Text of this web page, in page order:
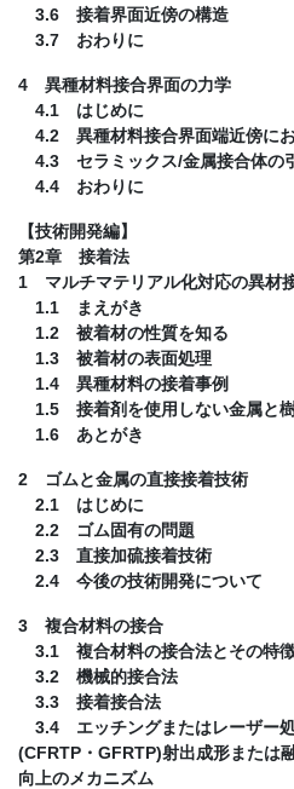
3.6 接着界面近傍の構造
3.7 おわりに
4 異種材料接合界面の力学
4.1 はじめに
4.2 異種材料接合界面端近傍に
4.3 セラミックス/金属接合体の
4.4 おわりに
【技術開発編】
第2章 接着法
1 マルチマテリアル化対応の異材
1.1 まえがき
1.2 被着材の性質を知る
1.3 被着材の表面処理
1.4 異種材料の接着事例
1.5 接着剤を使用しない金属と
1.6 あとがき
2 ゴムと金属の直接接着技術
2.1 はじめに
2.2 ゴム固有の問題
2.3 直接加硫接着技術
2.4 今後の技術開発について
3 複合材料の接合
3.1 複合材料の接合法とその特
3.2 機械的接合法
3.3 接着接合法
3.4 エッチングまたはレーザー
(CFRTP・GFRTP)射出成形または
向上のメカニズム